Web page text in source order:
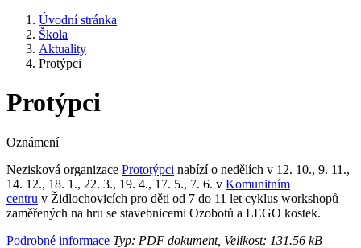
Úvodní stránka
Škola
Aktuality
Protýpci
Protýpci
Oznámení
Nezisková organizace Prototýpci nabízí o nedělích v 12. 10., 9. 11.,
14. 12., 18. 1., 22. 3., 19. 4., 17. 5., 7. 6. v Komunitním
centru v Židlochovicích pro děti od 7 do 11 let cyklus workshopů
zaměřených na hru se stavebnicemi Ozobotů a LEGO kostek.
Podrobné informace Typ: PDF dokument, Velikost: 131.56 kB